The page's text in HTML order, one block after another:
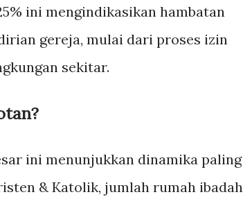
ini mengindikasikan hambatan
gereja, mulai dari proses izin
sekitar.
ini menunjukkan dinamika paling
& Katolik, jumlah rumah ibadah